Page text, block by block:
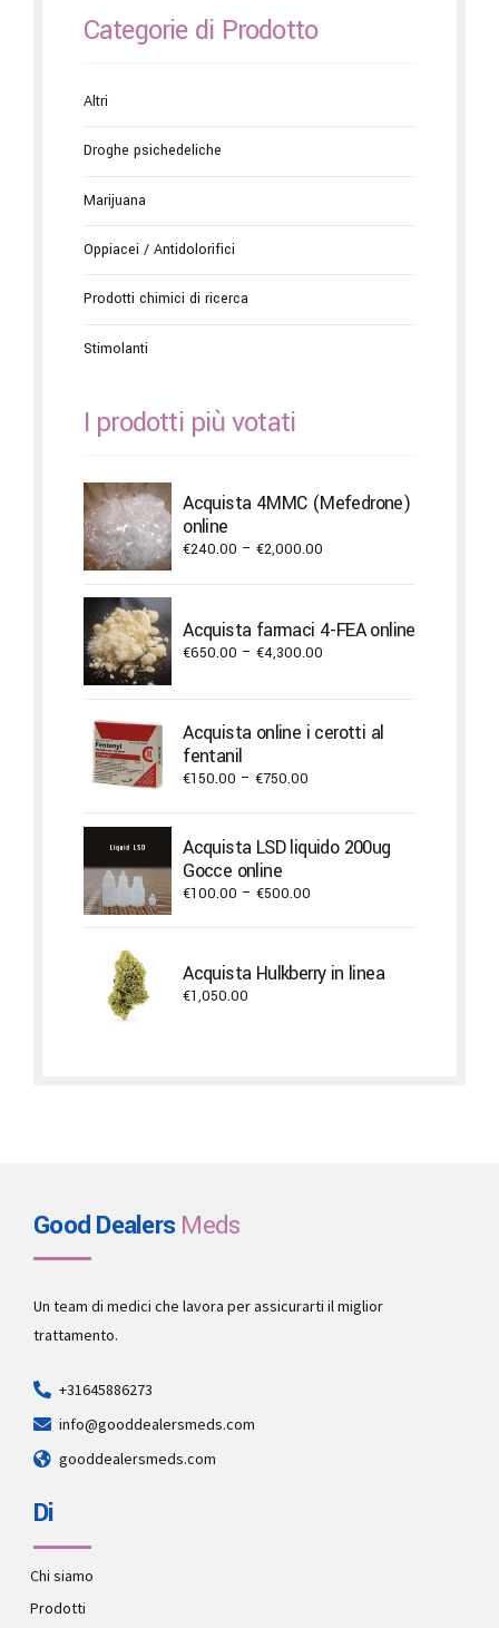
Categorie di Prodotto
Altri
Droghe psichedeliche
Marijuana
Oppiacei / Antidolorifici
Prodotti chimici di ricerca
Stimolanti
I prodotti più votati
Acquista 4MMC (Mefedrone)
online
€240.00 – €2,000.00
through
€2,000.00
Acquista farmaci 4-FEA online
€650.00 – €4,300.00
through
€4,300.00
Acquista online i cerotti al
fentanil
€150.00 – €750.00
through
Acquista LSD liquido 200ug
Gocce online
€100.00 – €500.00
through
€500.00
Acquista Hulkberry in linea
€1,050.00
Good DealersMeds
Un team di medici che lavora per assicurarti il miglior
trattamento.
+31645886273
info@gooddealersmeds.com
gooddealersmeds.com
Di
Chi siamo
Prodotti